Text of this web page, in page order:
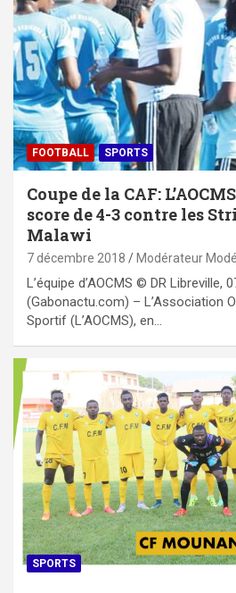
FOOTBALL SPORTS
Coupe de la CAF:
score de 4-3 contre les
Malawi
7 décembre 2018 Modérateur
L’équipe d’AOCMS © DR Libreville,
(Gabonactu.com) – L’Association
Sportif (L’AOCMS), en…
SPORTS